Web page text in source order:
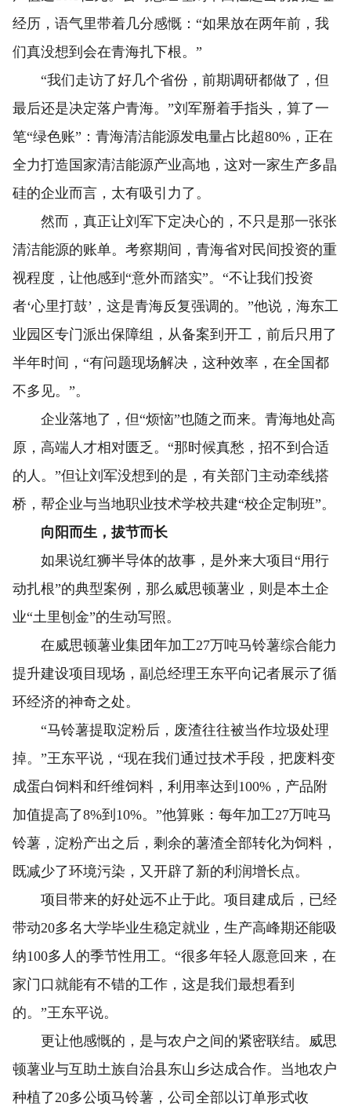
经历，语气里带着几分感慨：“如果放在两年前，我
们真没想到会在青海扎下根。”
“我们走访了好几个省份，前期调研都做了，但
最后还是决定落户青海。”刘军掰着手指头，算了一
笔“绿色账”：青海清洁能源发电量占比超80%，正在
全力打造国家清洁能源产业高地，这对一家生产多晶
硅的企业而言，太有吸引力了。
然而，真正让刘军下定决心的，不只是那一张张
清洁能源的账单。考察期间，青海省对民间投资的重
视程度，让他感到“意外而踏实”。“不让我们投资
者‘心里打鼓’，这是青海反复强调的。”他说，海东工
业园区专门派出保障组，从备案到开工，前后只用了
半年时间，“有问题现场解决，这种效率，在全国都
不多见。”。
企业落地了，但“烦恼”也随之而来。青海地处高
原，高端人才相对匮乏。“那时候真愁，招不到合适
的人。”但让刘军没想到的是，有关部门主动牵线搭
桥，帮企业与当地职业技术学校共建“校企定制班”。
向阳而生，拔节而长
如果说红狮半导体的故事，是外来大项目“用行
动扎根”的典型案例，那么威思顿薯业，则是本土企
业“土里刨金”的生动写照。
在威思顿薯业集团年加工27万吨马铃薯综合能力
提升建设项目现场，副总经理王东平向记者展示了循
环经济的神奇之处。
“马铃薯提取淀粉后，废渣往往被当作垃圾处理
掉。”王东平说，“现在我们通过技术手段，把废料变
成蛋白饲料和纤维饲料，利用率达到100%，产品附
加值提高了8%到10%。”他算账：每年加工27万吨马
铃薯，淀粉产出之后，剩余的薯渣全部转化为饲料，
既减少了环境污染，又开辟了新的利润增长点。
项目带来的好处远不止于此。项目建成后，已经
带动20多名大学毕业生稳定就业，生产高峰期还能吸
纳100多人的季节性用工。“很多年轻人愿意回来，在
家门口就能有不错的工作，这是我们最想看到
的。”王东平说。
更让他感慨的，是与农户之间的紧密联结。威思
顿薯业与互助土族自治县东山乡达成合作。当地农户
种植了20多公顷马铃薯，公司全部以订单形式收